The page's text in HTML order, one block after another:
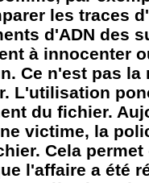
les traces
d'ADN des
à innocenter
Ce n'est pas la
L'utilisation
du fichier.
victime, la
Cela
l'affaire a été